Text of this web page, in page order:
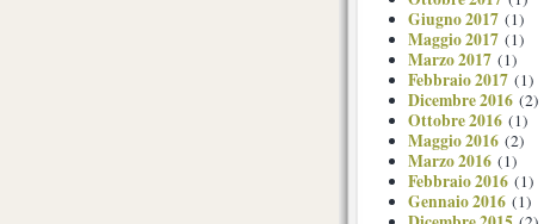
Giugno 2017 (1)
Maggio 2017 (1)
Marzo 2017 (1)
Febbraio 2017 (1)
Dicembre 2016 (2)
Ottobre 2016 (1)
Maggio 2016 (2)
Marzo 2016 (1)
Febbraio 2016 (1)
Gennaio 2016 (1)